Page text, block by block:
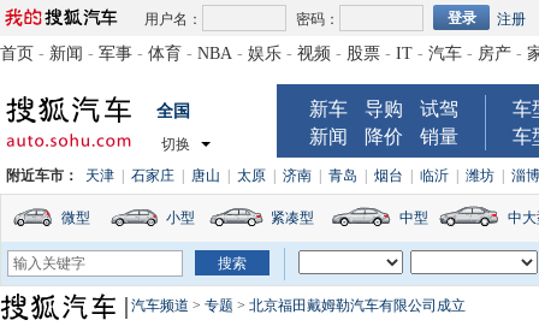
用户名： 密码： 注册
首页 - 新闻 - 军事 - 体育 - NBA - 娱乐 - 视频 - 股票 - IT - 汽车 - 房产 -
全国
切换
新车 导购
试驾
新闻
降价 销量
车
车
附近车市： 天津 石家庄 唐山 太原 济南 青岛 烟台 临沂 潍坊 淄博
微型 小型 紧凑型 中型 中
汽车频道 > 专题 > 北京福田戴姆勒汽车有限公司成立